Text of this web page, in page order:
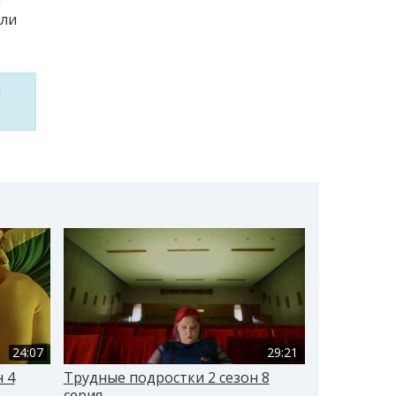
24:07
4
29:21
Трудные подростки 2 сезон 8